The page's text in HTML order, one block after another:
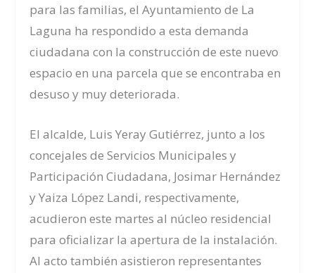
para las familias, el Ayuntamiento de La
Laguna ha respondido a esta demanda
ciudadana con la construcción de este nuevo
espacio en una parcela que se encontraba en
desuso y muy deteriorada.
El alcalde, Luis Yeray Gutiérrez, junto a los
concejales de Servicios Municipales y
Participación Ciudadana, Josimar Hernández
y Yaiza López Landi, respectivamente,
acudieron este martes al núcleo residencial
para oficializar la apertura de la instalación.
Al acto también asistieron representantes